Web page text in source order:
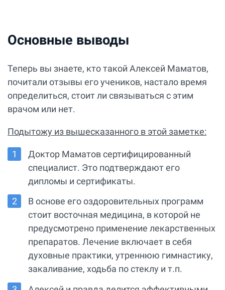
Основные выводы
Теперь вы знаете, кто такой Алексей Маматов,
почитали отзывы его учеников, настало время
определиться, стоит ли связываться с этим
врачом или нет.
Подытожу из вышесказанного в этой заметке:
Доктор Маматов сертифицированный
специалист. Это подтверждают его
дипломы и сертификаты.
В основе его оздоровительных программ
стоит восточная медицина, в которой не
предусмотрено применение лекарственных
препаратов. Лечение включает в себя
духовные практики, утреннюю гимнастику,
закаливание, ходьба по стеклу и т.п.